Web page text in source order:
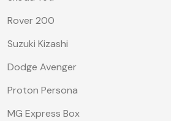
Rover 200
Suzuki Kizashi
Dodge Avenger
Proton Persona
MG Express Box